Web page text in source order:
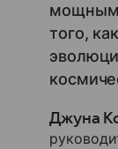
мощным
того,
Джуна